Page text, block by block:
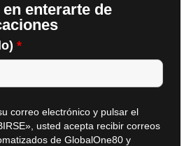
enterarte de
*
correo electrónico y pulsar el
usted acepta recibir correos
de GlobalOne80 y